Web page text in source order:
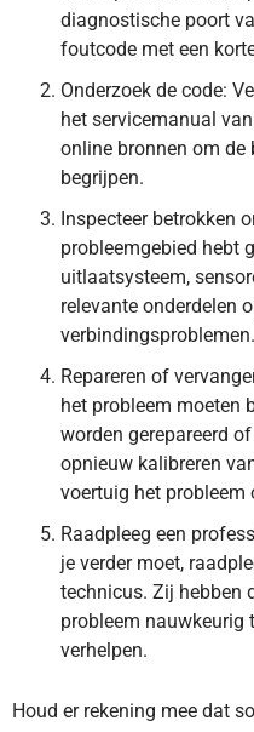
diagnostische poort
foutcode met een
Onderzoek de code:
het servicemanual
online bronnen om de
begrijpen.
Inspecteer betrokken
probleemgebied hebt
uitlaatsysteem,
relevante onderdelen
verbindingsproblemen.
Repareren of
het probleem moeten
worden gerepareerd
opnieuw kalibreren
voertuig het probleem
Raadpleeg een
je verder moet,
technicus. Zij hebben
probleem nauwkeurig
verhelpen.
Houd er rekening mee dat